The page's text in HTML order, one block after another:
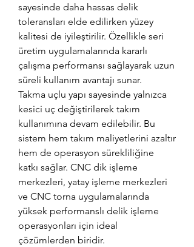
sayesinde daha hassas delik
toleransları elde edilirken yüzey
kalitesi de iyileştirilir. Özellikle seri
üretim uygulamalarında kararlı
çalışma performansı sağlayarak uzun
süreli kullanım avantajı sunar.
Takma uçlu yapı sayesinde yalnızca
kesici uç değiştirilerek takım
kullanımına devam edilebilir. Bu
sistem hem takım maliyetlerini azaltır
hem de operasyon sürekliliğine
katkı sağlar. CNC dik işleme
merkezleri, yatay işleme merkezleri
ve CNC torna uygulamalarında
yüksek performanslı delik işleme
operasyonları için ideal
çözümlerden biridir.